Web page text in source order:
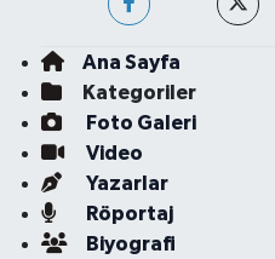
Ana Sayfa
Kategoriler
Foto Galeri
Video
Yazarlar
Röportaj
Biyografi